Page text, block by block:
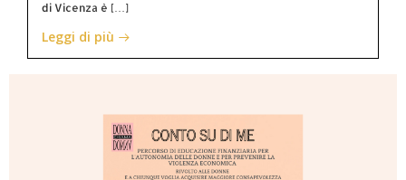
di Vicenza è […]
Leggi di più